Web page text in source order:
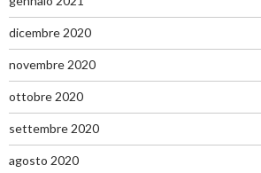
dicembre 2020
novembre 2020
ottobre 2020
settembre 2020
agosto 2020